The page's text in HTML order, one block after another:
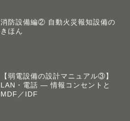
消防設備編② 自動火災報知設備の
きほん
【弱電設備の設計マニュアル③】
LAN・電話 ― 情報コンセントと
MDF／IDF